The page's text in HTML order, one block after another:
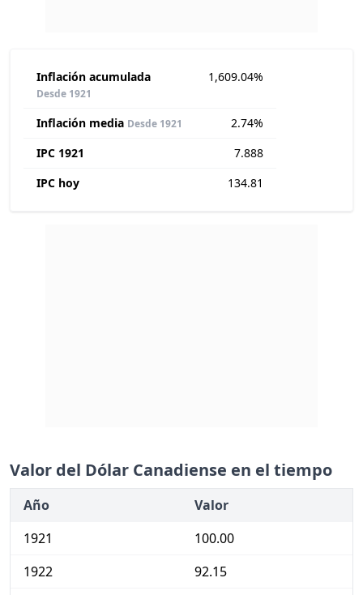
Inflación acumulada
Desde 1921
1,609.04%
Inflación media Desde 1921
2.74%
IPC 1921
7.888
IPC hoy
134.81
Valor del Dólar Canadiense en el tiempo
Año
Valor
1921
100.00
1922
92.15